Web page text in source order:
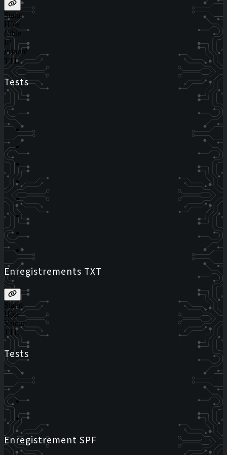
Statut
Hôte
Cible
IP
Priorité
TTL
Tests
Enregistrements TXT
Statut
Hôte
Valeur
TTL
Tests
Enregistrement SPF